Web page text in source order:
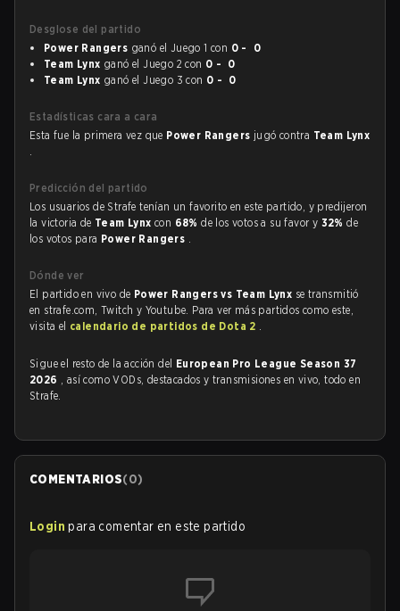
Desglose del partido
Power Rangers ganó el Juego 1 con 0 - 0
Team Lynx ganó el Juego 2 con 0 - 0
Team Lynx ganó el Juego 3 con 0 - 0
Estadísticas cara a cara
Esta fue la primera vez que Power Rangers jugó contra Team Lynx
.
Predicción del partido
Los usuarios de Strafe tenían un favorito en este partido, y predijeron
la victoria de Team Lynxcon 68%de los votos a su favor y 32%de
los votos para Power Rangers .
Dónde ver
El partido en vivo de Power Rangers vs Team Lynx se transmitió
en strafe.com, Twitch y Youtube. Para ver más partidos como este,
visita el calendario de partidos de Dota 2 .
Sigue el resto de la acción del European Pro League Season 37
2026 , así como VODs, destacados y transmisiones en vivo, todo en
Strafe.
COMENTARIOS(0)
Login para comentar en este partido